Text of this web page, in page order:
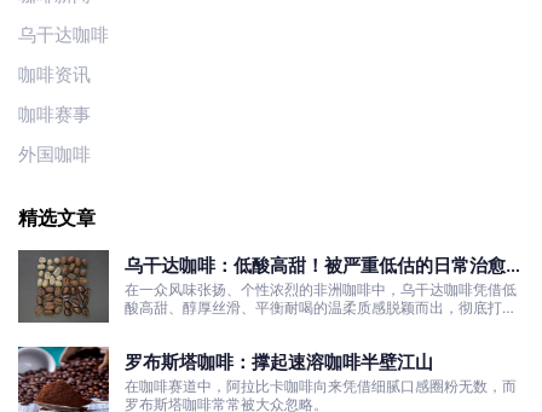
乌干达咖啡
咖啡资讯
咖啡赛事
外国咖啡
精选文章
乌干达咖啡：低酸高甜！被严重低估的日常治愈口
粮豆
在一众风味张扬、个性浓烈的非洲咖啡中，乌干达咖啡凭借低
酸高甜、醇厚丝滑、平衡耐喝的温柔质感脱颖而出，彻底打破
罗布斯塔咖啡：撑起速溶咖啡半壁江山
在咖啡赛道中，阿拉比卡咖啡向来凭借细腻口感圈粉无数，而
罗布斯塔咖啡常常被大众忽略。